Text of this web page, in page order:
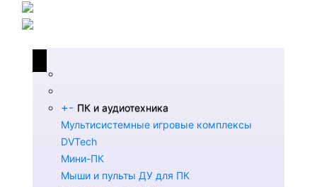
+- ПК и аудиотехника
Мультисистемные игровые комплексы
DVTech
Мини-ПК
Мыши и пульты ДУ для ПК